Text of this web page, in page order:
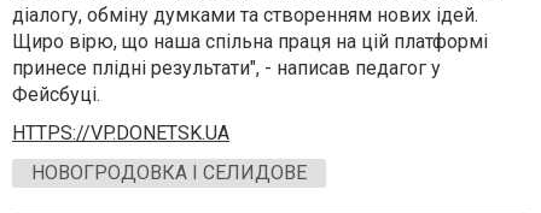
діалогу, обміну думками та створенням нових ідей.
Щиро вірю, що наша спільна праця на цій платформі
принесе плідні результати", - написав педагог у
Фейсбуці.
HTTPS://VP.DONETSK.UA
НОВОГРОДОВКА І СЕЛИДОВЕ